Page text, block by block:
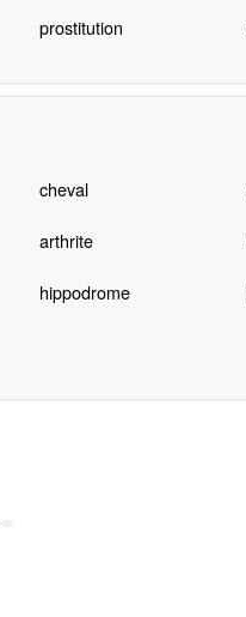
prostitution
cheval
arthrite
hippodrome